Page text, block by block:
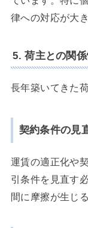
律への対応が大
5. 荷主との関
長年築いてきた
契約条件の見
運賃の適正化や
引条件を見直す
間に摩擦が生じ